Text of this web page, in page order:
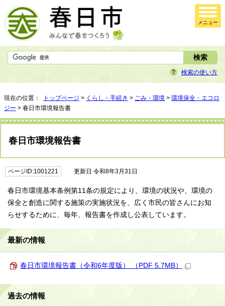
メニュー
検索の使い方
現在の位置： トップページ > くらし・手続き > ごみ・環境 > 環境保全・エコロ
ジー > 春日市環境報告書
春日市環境報告書
ページID:1001221 更新日 令和8年3月31日
春日市環境基本条例第11条の規定により、環境の状況や、環境の
保全と創造に関する施策の実施状況を、広く市民の皆さんにお知
らせするために、毎年、報告書を作成し公表しています。
最新の情報
春日市環境報告書（令和6年度版） （PDF 5.7MB）
過去の情報